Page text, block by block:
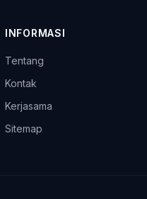
INFORMASI
Tentang
Kontak
Kerjasama
Sitemap